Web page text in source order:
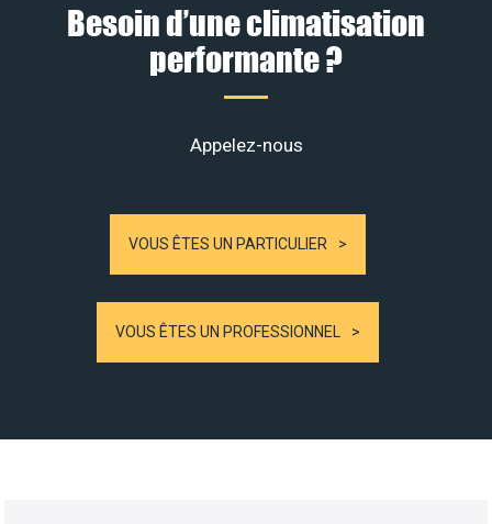
Besoin d’une climatisation
performante ?
Appelez-nous
VOUS ÊTES UN PARTICULIER
VOUS ÊTES UN PROFESSIONNEL